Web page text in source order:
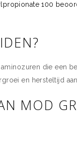
100
die een
en hersteltijd
MOD